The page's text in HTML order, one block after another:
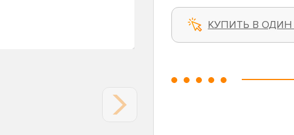
КУПИТЬ В